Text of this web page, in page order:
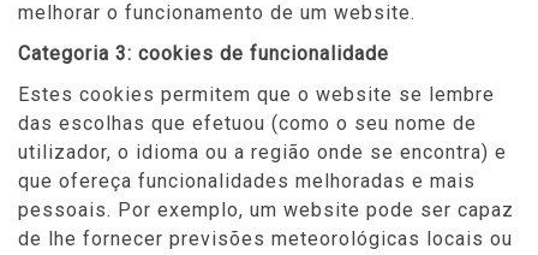
melhorar o funcionamento de um website.
Categoria 3: cookies de funcionalidade
Estes cookies permitem que o website se lembre
das escolhas que efetuou (como o seu nome de
utilizador, o idioma ou a região onde se encontra) e
que ofereça funcionalidades melhoradas e mais
pessoais. Por exemplo, um website pode ser capaz
de lhe fornecer previsões meteorológicas locais ou